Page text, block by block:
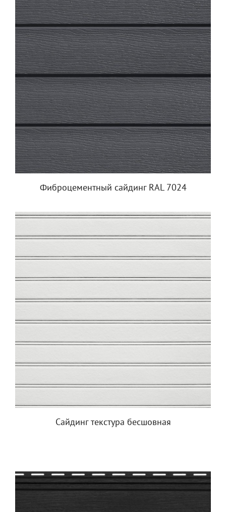
Фиброцементный сайдинг RAL 7024
Сайдинг текстура бесшовная